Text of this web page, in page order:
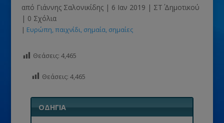
από Γιάννης Σαλονικίδης| 6 Ιαν 2019 | ΣΤ΄ Δημοτικού
| 0 Σχόλια
| Ευρώπη παιχνίδι σημαία σημαίες
Θεάσεις: 4,465
Θεάσεις: 4,465
ΟΔΗΓΙΑ